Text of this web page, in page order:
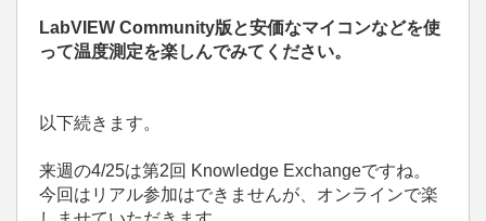
LabVIEW Community版と安価なマイコンなどを使
って温度測定を楽しんでみてください。
以下続きます。
来週の4/25は第2回 Knowledge Exchangeですね。
今回はリアル参加はできませんが、オンラインで楽